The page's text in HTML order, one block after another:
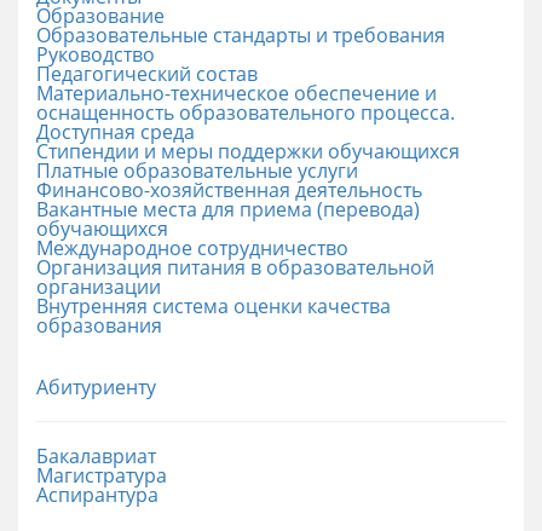
Образование
Образовательные стандарты и требования
Руководство
Педагогический состав
Материально-техническое обеспечение и
оснащенность образовательного процесса.
Доступная среда
Стипендии и меры поддержки обучающихся
Платные образовательные услуги
Финансово-хозяйственная деятельность
Вакантные места для приема (перевода)
обучающихся
Международное сотрудничество
Организация питания в образовательной
организации
Внутренняя система оценки качества
образования
Абитуриенту
Бакалавриат
Магистратура
Аспирантура